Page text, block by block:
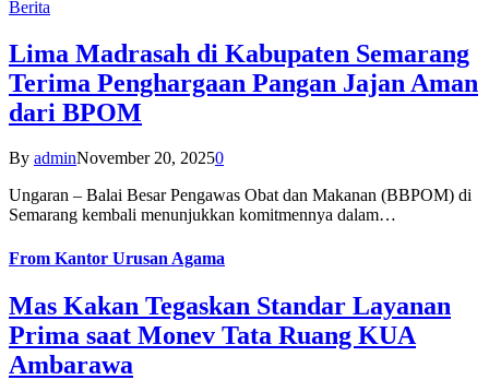
Berita
Lima Madrasah di Kabupaten Semarang
Terima Penghargaan Pangan Jajan Aman
dari BPOM
By adminNovember 20, 20250
Ungaran – Balai Besar Pengawas Obat dan Makanan (BBPOM) di
Semarang kembali menunjukkan komitmennya dalam…
From Kantor Urusan Agama
Mas Kakan Tegaskan Standar Layanan
Prima saat Monev Tata Ruang KUA
Ambarawa